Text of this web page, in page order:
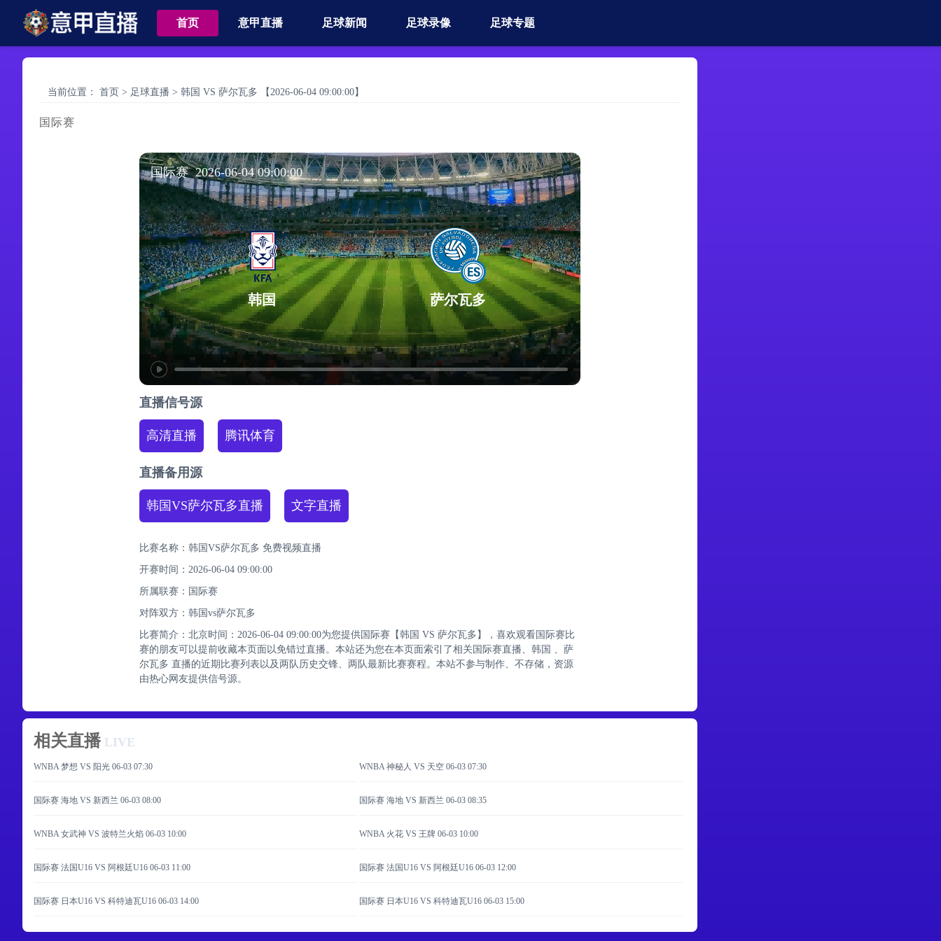
首页 意甲直播 足球新闻 足球录像 足球专题
当前位置： 首页 > 足球直播 > 韩国 VS 萨尔瓦多 【2026-06-04 09:00:00】
国际赛
国际赛 2026-06-04 09:00:00
韩国 萨尔瓦多
直播信号源
高清直播 腾讯体育
直播备用源
韩国VS萨尔瓦多直播 文字直播
比赛名称：韩国VS萨尔瓦多 免费视频直播
开赛时间：2026-06-04 09:00:00
所属联赛： 国际赛
对阵双方：韩国vs萨尔瓦多
比赛简介：北京时间：2026-06-04 09:00:00为您提供国际赛【韩国 VS 萨尔瓦多】，喜欢观看国际赛比
赛的朋友可以提前收藏本页面以免错过直播。本站还为您在本页面索引了相关国际赛直播、韩国 、萨
尔瓦多 直播的近期比赛列表以及两队历史交锋、两队最新比赛赛程。本站不参与制作、不存储，资源
由热心网友提供信号源。
相关直播 LIVE
WNBA 梦想 VS 阳光 06-03 07:30 WNBA 神秘人 VS 天空06-03 07:30
国际赛 海地 VS 新西兰 06-03 08:00 国际赛 海地 VS 新西兰06-03 08:35
WNBA 女武神 VS 波特兰火焰 06-03 10:00 WNBA 火花 VS 王牌06-03 10:00
国际赛 法国U16 VS 阿根廷U16 06-03 11:00 国际赛 法国U16 VS 阿根廷U1606-03 12:00
国际赛 日本U16 VS 科特迪瓦U16 06-03 14:00 国际赛 日本U16 VS 科特迪瓦U1606-03 15:00